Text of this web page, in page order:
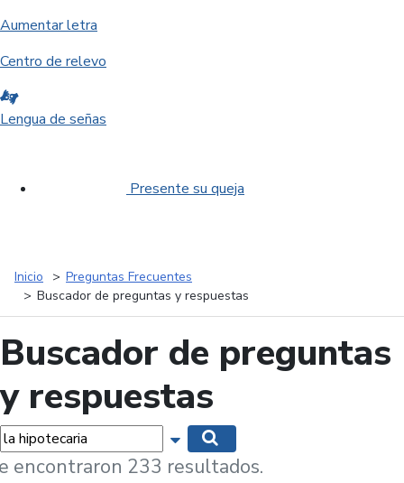
Aumentar letra
Centro de relevo
Lengua de señas
Presente su queja
Inicio
Preguntas Frecuentes
Buscador de preguntas y respuestas
Buscador de preguntas
y respuestas
Mostrar opciones de búsqueda
encontraron 233 resultados.